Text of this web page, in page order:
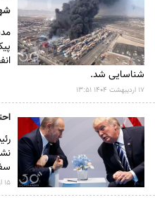
شناسایی شد.
۱۷ ارديبهشت ۱۴۰۴ ۱۳:۵۱
۱۵ ارديبهشت ۱۴۰۴ ۱۰:۱۰